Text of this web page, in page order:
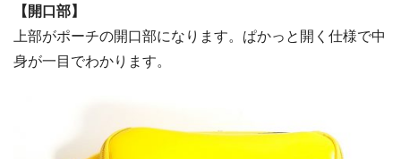
【開口部】
上部がポーチの開口部になります。ぱかっと開く仕様で中
身が一目でわかります。